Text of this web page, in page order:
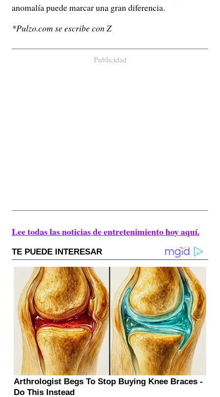
anomalía puede marcar una gran diferencia.
*Pulzo.com se escribe con Z
Publicidad
Lee todas las noticias de entretenimiento hoy aquí.